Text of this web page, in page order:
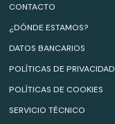
CONTACTO
¿DÓNDE ESTAMOS?
DATOS BANCARIOS
POLÍTICAS DE PRIVACIDAD
POLÍTICAS DE COOKIES
SERVICIO TÉCNICO